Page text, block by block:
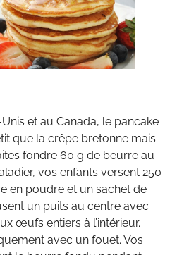
et au Canada, le pancake
que la crêpe bretonne mais
fondre 60 g de beurre au
vos enfants versent 250
en poudre et un sachet de
un puits au centre avec
œufs entiers à l’intérieur.
avec un fouet. Vos